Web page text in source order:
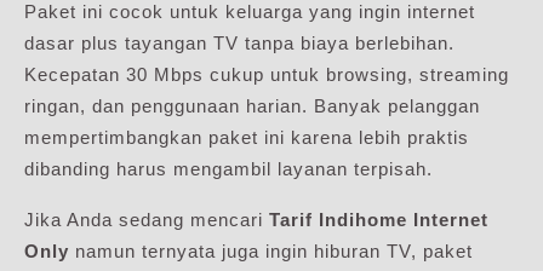
Paket ini cocok untuk keluarga yang ingin internet
dasar plus tayangan TV tanpa biaya berlebihan.
Kecepatan 30 Mbps cukup untuk browsing, streaming
ringan, dan penggunaan harian. Banyak pelanggan
mempertimbangkan paket ini karena lebih praktis
dibanding harus mengambil layanan terpisah.
Jika Anda sedang mencari Tarif Indihome Internet
Only namun ternyata juga ingin hiburan TV, paket